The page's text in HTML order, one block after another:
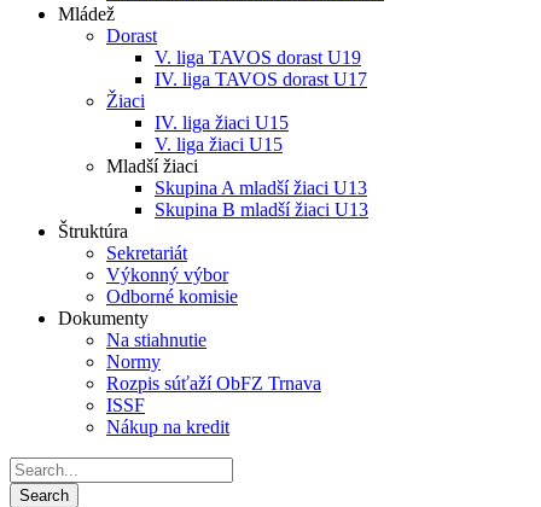
Mládež
Dorast
V. liga TAVOS dorast U19
IV. liga TAVOS dorast U17
Žiaci
IV. liga žiaci U15
V. liga žiaci U15
Mladší žiaci
Skupina A mladší žiaci U13
Skupina B mladší žiaci U13
Štruktúra
Sekretariát
Výkonný výbor
Odborné komisie
Dokumenty
Na stiahnutie
Normy
Rozpis súťaží ObFZ Trnava
ISSF
Nákup na kredit